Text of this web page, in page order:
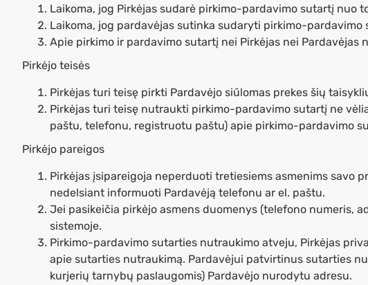
Laikoma, jog Pirkėjas sudarė pirkimo-pardavimo sutartį nuo
Laikoma, jog pardavėjas sutinka sudaryti pirkimo-
Apie pirkimo ir pardavimo sutartį nei Pirkėjas nei
Pirkėjo teisės
Pirkėjas turi teisę pirkti Pardavėjo siūlomas prekes šių
Pirkėjas turi teisę nutraukti pirkimo-pardavimo sutartį ne
paštu, telefonu, registruotu paštu) apie pirkimo-pardavimo
Pirkėjo pareigos
Pirkėjas įsipareigoja neperduoti tretiesiems asmenims savo
nedelsiant informuoti Pardavėją telefonu ar el. paštu.
Jei pasikeičia pirkėjo asmens duomenys (telefono numeris,
sistemoje.
Pirkimo-pardavimo sutarties nutraukimo atveju, Pirkėjas
apie sutarties nutraukimą. Pardavėjui patvirtinus sutarties
kurjerių tarnybų paslaugomis) Pardavėjo nurodytu adresu.